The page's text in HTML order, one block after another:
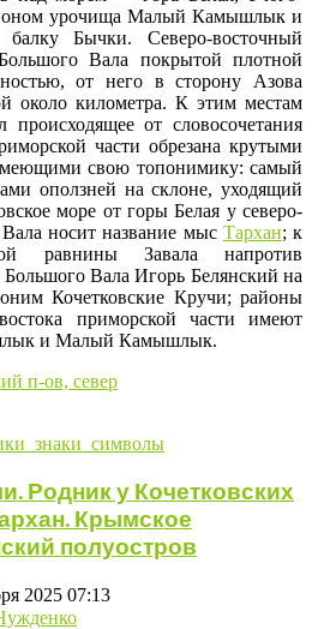
урочища Малый Камышлык и
Бычки. Северо-восточный
Вала покрытой плотной
от него в сторону Азова
около километра. К этим местам
происходящее от словосочетания
части обрезана крутыми
свою топонимику: самый
оползней на склоне, уходящий
море от горы Белая у северо-
носит название мыс Тархан; к
равнины Завала напротив
Большого Вала Игорь Белянский на
Кочетковские Кручи; районы
приморской части имеют
и Малый Камышлык.
п-ов, север
Родник у Кочетковских
Крымское
полуостров
2025 07:13